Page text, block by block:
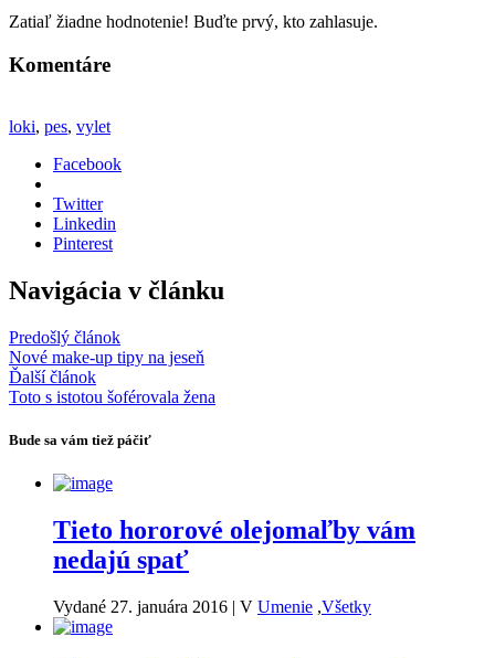
Zatiaľ žiadne hodnotenie! Buďte prvý, kto zahlasuje.
Komentáre
loki, pes, vylet
Facebook
Twitter
Linkedin
Pinterest
Navigácia v článku
Predošlý článok
Nové make-up tipy na jeseň
Ďalší článok
Toto s istotou šoférovala žena
Bude sa vám tiež páčiť
Tieto hororové olejomaľby vám
nedajú spať
Vydané 27. januára 2016 | V Umenie ,Všetky